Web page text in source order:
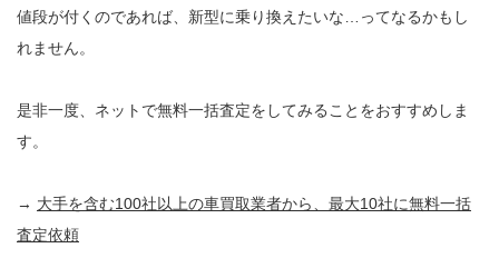
値段が付くのであれば、新型に乗り換えたいな…ってなるかもし
れません。
是非一度、ネットで無料一括査定をしてみることをおすすめしま
す。
→ 大手を含む100社以上の車買取業者から、最大10社に無料一括
査定依頼